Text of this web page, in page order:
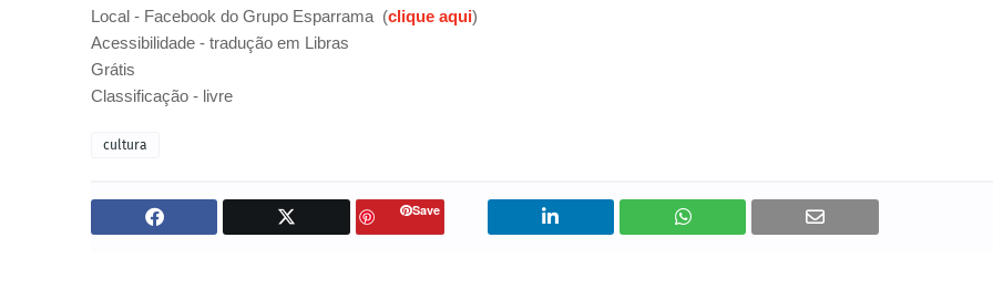
Local - Facebook do Grupo Esparrama (clique aqui)
Acessibilidade - tradução em Libras
Grátis
Classificação - livre
cultura
Save